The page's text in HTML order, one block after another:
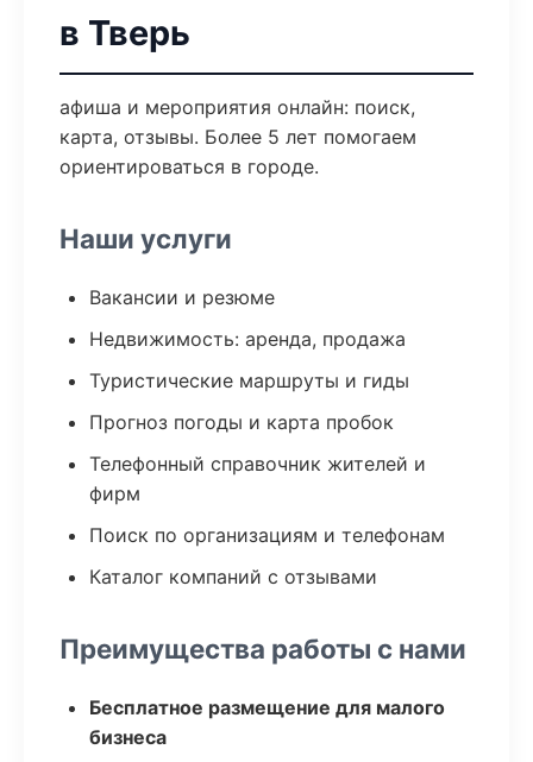
в Тверь
афиша и мероприятия онлайн: поиск,
карта, отзывы. Более 5 лет помогаем
ориентироваться в городе.
Наши услуги
Вакансии и резюме
Недвижимость: аренда, продажа
Туристические маршруты и гиды
Прогноз погоды и карта пробок
Телефонный справочник жителей и
фирм
Поиск по организациям и телефонам
Каталог компаний с отзывами
Преимущества работы с нами
Бесплатное размещение для малого
бизнеса